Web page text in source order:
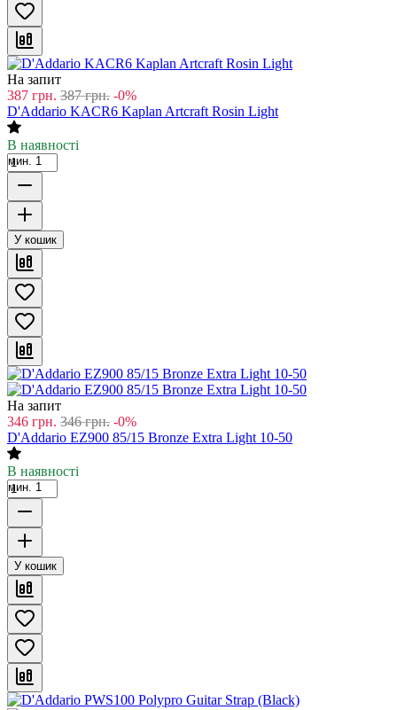
На запит
387 грн. 387 грн. -0%
D'Addario KACR6 Kaplan Artcraft Rosin Light
В наявності
мин. 1
У кошик
На запит
346 грн. 346 грн. -0%
D'Addario EZ900 85/15 Bronze Extra Light 10-50
В наявності
мин. 1
У кошик